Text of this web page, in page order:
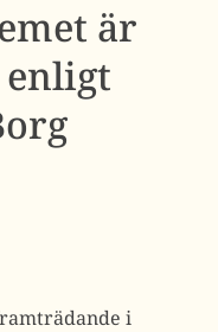
är
enligt
i